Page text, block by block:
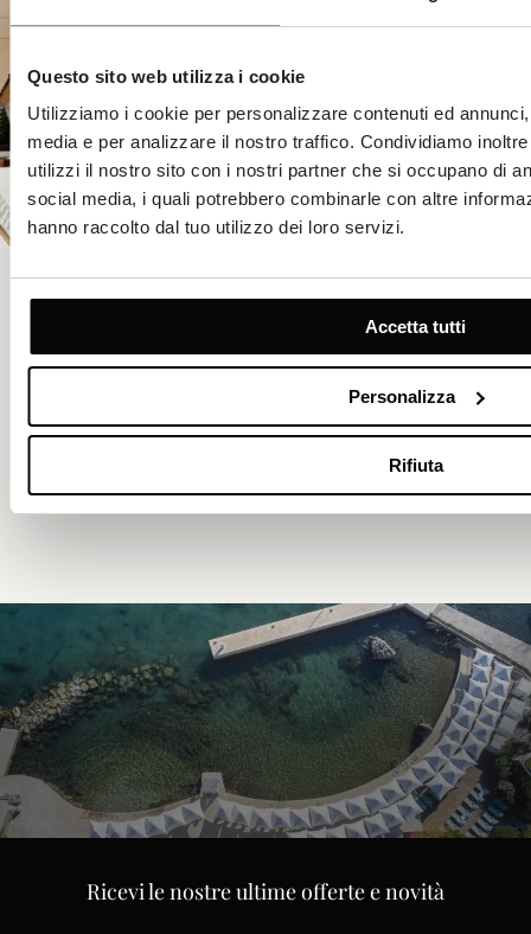
Questo sito web utilizza i cookie
Utilizziamo i cookie per personalizzare contenuti ed
media e per analizzare il nostro traffico. Condividiamo
utilizzi il nostro sito con i nostri partner che si occupano di
social media, i quali potrebbero combinarle con altre
hanno raccolto dal tuo utilizzo dei loro servizi.
Accetta tutti
Personalizza
Rifiuta
Milenij Choco World
Un atelier boutique che offre praline fatte a mano, pasticceria e
libero: degustazioni, confezioni regalo e souvenir di cioccolato
attendono chiunque apprezzi i dettagli, il gusto e il lusso discreto
BEATITUDINE LUNGO LA COSTA
PIÙ SUGGESTIVA DELL'ADRIATICO
Ricevi le nostre ultime offerte e novità